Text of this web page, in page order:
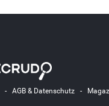
- AGB & Datenschutz-